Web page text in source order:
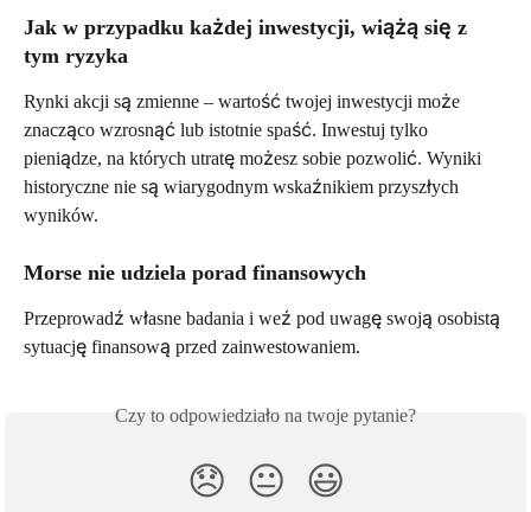
Jak w przypadku każdej inwestycji, wiążą się z
tym ryzyka
Rynki akcji są zmienne – wartość twojej inwestycji może
znacząco wzrosnąć lub istotnie spaść. Inwestuj tylko
pieniądze, na których utratę możesz sobie pozwolić. Wyniki
historyczne nie są wiarygodnym wskaźnikiem przyszłych
wyników.
Morse nie udziela porad finansowych
Przeprowadź własne badania i weź pod uwagę swoją osobistą
sytuację finansową przed zainwestowaniem.
Czy to odpowiedziało na twoje pytanie?
😞 😐 😃